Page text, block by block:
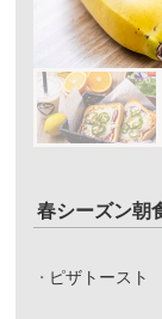
春シーズン朝
ピザトースト